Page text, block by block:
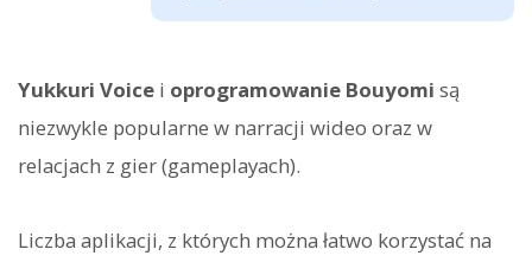
Yukkuri Voice i oprogramowanie Bouyomi są
niezwykle popularne w narracji wideo oraz w
relacjach z gier (gameplayach).
Liczba aplikacji, z których można łatwo korzystać na